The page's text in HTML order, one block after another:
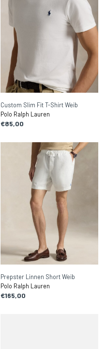
Custom Slim Fit T-Shirt Weib
Polo Ralph Lauren
€85,00
Prepster Linnen Short Weib
Polo Ralph Lauren
€165,00